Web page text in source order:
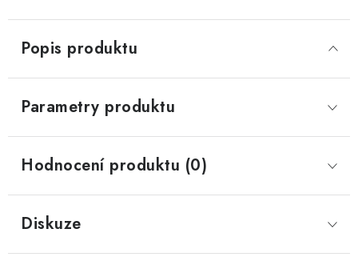
Popis produktu
Parametry produktu
Hodnocení produktu (0)
Diskuze